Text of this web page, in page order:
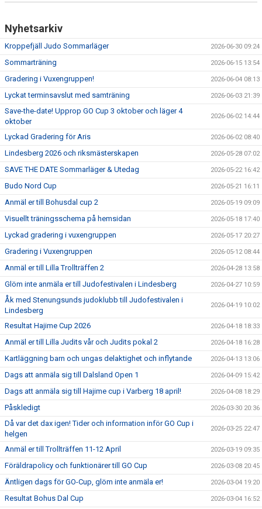
Nyhetsarkiv
Kroppefjäll Judo Sommarläger 2026-06-30 09:24
Sommarträning 2026-06-15 13:54
Gradering i Vuxengruppen! 2026-06-04 08:13
Lyckat terminsavslut med samträning 2026-06-03 21:39
Save-the-date! Upprop GO Cup 3 oktober och läger 4
oktober
2026-06-02 14:44
Lyckad Gradering för Aris 2026-06-02 08:40
Lindesberg 2026 och riksmästerskapen 2026-05-28 07:02
SAVE THE DATE Sommarläger & Utedag 2026-05-22 16:42
Budo Nord Cup 2026-05-21 16:11
Anmäl er till Bohusdal cup 2 2026-05-19 09:09
Visuellt träningsschema på hemsidan 2026-05-18 17:40
Lyckad gradering i vuxengruppen 2026-05-17 20:27
Gradering i Vuxengruppen 2026-05-12 08:44
Anmäl er till Lilla Trollträffen 2 2026-04-28 13:58
Glöm inte anmäla er till Judofestivalen i Lindesberg 2026-04-27 10:59
Åk med Stenungsunds judoklubb till Judofestivalen i
Lindesberg
2026-04-19 10:02
Resultat Hajime Cup 2026 2026-04-18 18:33
Anmäl er till Lilla Judits vår och Judits pokal 2 2026-04-18 16:28
Kartläggning barn och ungas delaktighet och inflytande 2026-04-13 13:06
Dags att anmäla sig till Dalsland Open 1 2026-04-09 15:42
Dags att anmäla sig till Hajime cup i Varberg 18 april! 2026-04-08 18:29
Påskledigt 2026-03-30 20:36
Då var det dax igen! Tider och information inför GO Cup i
helgen
2026-03-25 22:47
Anmäl er till Trollträffen 11-12 April 2026-03-19 09:35
Föräldrapolicy och funktionärer till GO Cup 2026-03-08 20:45
Äntligen dags för GO-Cup, glöm inte anmäla er! 2026-03-04 19:20
Resultat Bohus Dal Cup 2026-03-04 16:52